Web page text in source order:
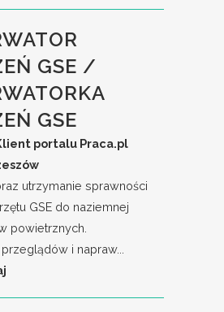
GSE /
GSE
portalu Praca.pl
utrzymanie sprawności
GSE do naziemnej
powietrznych.
i napraw...